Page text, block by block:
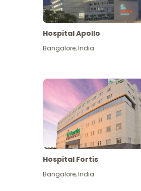
Hospital Apollo
Bangalore,India
Hospital Fortis
Bangalore,India